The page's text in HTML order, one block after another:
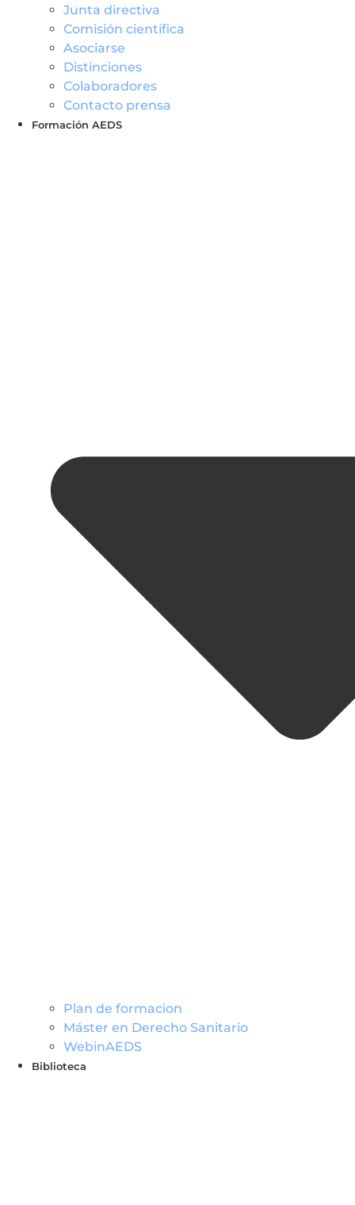
Junta directiva
Comisión científica
Asociarse
Distinciones
Colaboradores
Contacto prensa
Formación AEDS
Plan de formacion
Máster en Derecho Sanitario
WebinAEDS
Biblioteca